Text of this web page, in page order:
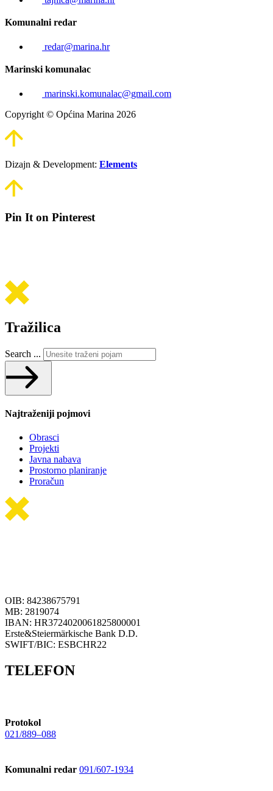
Komunalni redar
redar@marina.hr
Marinski komunalac
marinski.komunalac@gmail.com
Copyright © Općina Marina 2026
Dizajn & Development: Elements
Pin It on Pinterest
Tražilica
Search ...
Najtraženiji pojmovi
Obrasci
Projekti
Javna nabava
Prostorno planiranje
Proračun
OIB: 84238675791
MB: 2819074
IBAN: HR3724020061825800001
Erste&Steiermärkische Bank D.D.
SWIFT/BIC: ESBCHR22
TELEFON
Protokol
021/889–088
Komunalni redar 091/607-1934